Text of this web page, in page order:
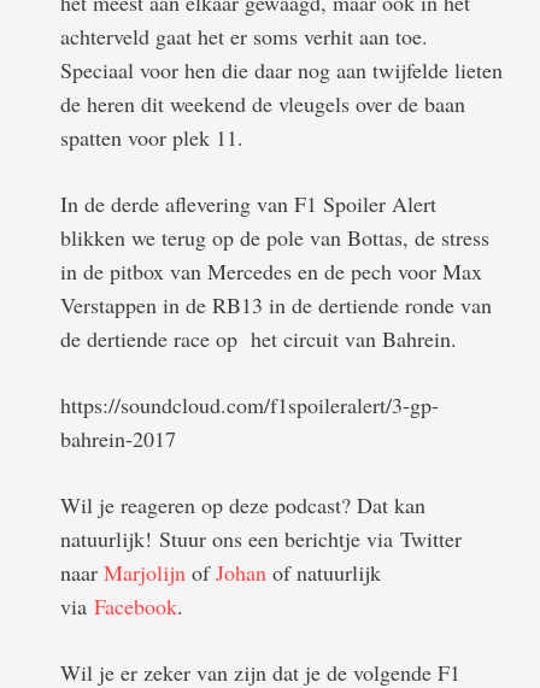
achterveld gaat het er soms verhit aan toe.
Speciaal voor hen die daar nog aan twijfelde lieten
de heren dit weekend de vleugels over de baan
spatten voor plek 11.
In de derde aflevering van F1 Spoiler Alert
blikken we terug op de pole van Bottas, de stress
in de pitbox van Mercedes en de pech voor Max
Verstappen in de RB13 in de dertiende ronde van
de dertiende race op het circuit van Bahrein.
https://soundcloud.com/f1spoileralert/3-gp-
bahrein-2017
Wil je reageren op deze podcast? Dat kan
natuurlijk! Stuur ons een berichtje via Twitter
naar Marjolijn ofJohan of natuurlijk
via Facebook.
Wil je er zeker van zijn dat je de volgende F1